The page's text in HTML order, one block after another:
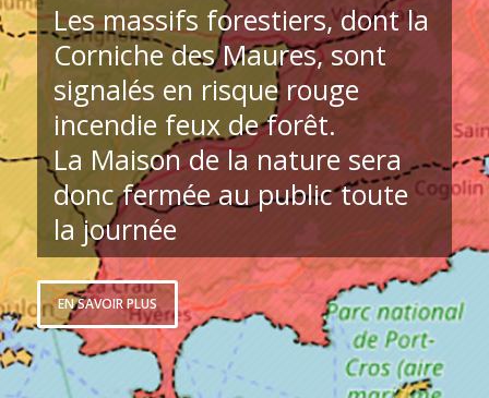
Les massifs forestiers, dont la
Corniche des Maures, sont
signalés en risque rouge
incendie feux de forêt.
La Maison de la nature sera
donc fermée au public toute
la journée
EN SAVOIR PLUS